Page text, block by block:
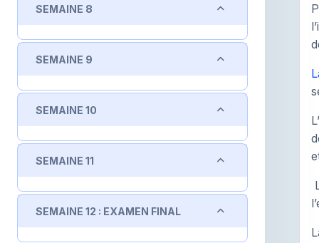
SEMAINE 8 Replier
SEMAINE 9 Replier
SEMAINE 10 Replier
SEMAINE 11 Replier
SEMAINE 12 : EXAMEN FINAL Replier